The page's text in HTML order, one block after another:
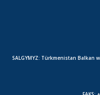
SALGYMYZ: Türkmenistan Balkan